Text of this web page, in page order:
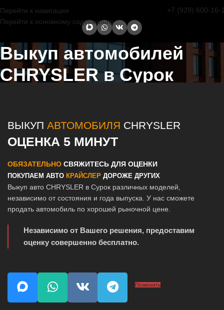
Перейти к навигации
Перейти к основному содержанию
+7 (929) 600-16-
Выкуп автомобилей
CHRYSLER в Сурок
ВЫКУП АВТОМОБИЛЯ CHRYSLER
ОЦЕНКА 5 МИНУТ
ОБЯЗАТЕЛЬНО СВЯЖИТЕСЬ ДЛЯ ОЦЕНКИ
ПОКУПАЕМ АВТО КРАЙСЛЕР ДОРОЖЕ ДРУГИХ
Выкуп авто CHRYSLER в Сурок различных моделей,
независимо от состояния и года выпуска. У нас сможете
продать автомобиль по хорошей рыночной цене.
Независимо от Вашего решения, предоставим
оценку совершенно бесплатно.
Позвонить